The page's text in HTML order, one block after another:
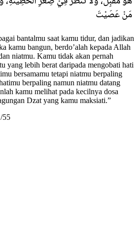
مَنْ عَصَيْتَ
bantalmu saat kamu tidur, dan jadikan
kamu bangun, berdo’alah kepada Allah
niatmu. Kamu tidak akan pernah
yang lebih berat daripada mengobati hati
bersamamu tetapi niatmu berpaling
berpaling namun niatmu datang
kamu melihat pada kecilnya dosa
Dzat yang kamu maksiati.”
55